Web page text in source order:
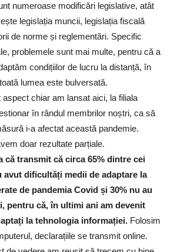
numeroase modificări legislative, atât
legislația muncii, legislația fiscală
de norme și reglementări. Specific
problemele sunt mai multe, pentru că a
condițiilor de lucru la distanță, în
lumea este bulversată.
aspect chiar am lansat aici, la filiala
în rândul membrilor noștri, ca să
i-a afectat această pandemie.
doar rezultate parțiale.
că transmit că circa 65% dintre cei
avut dificultăți medii de adaptare la
de pandemia Covid și 30% nu au
pentru că, în ultimi ani am devenit
la tehnologia informației. Folosim
declarațiile se transmit online.